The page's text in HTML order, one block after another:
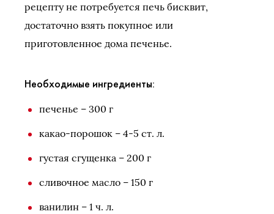
рецепту не потребуется печь бисквит,
достаточно взять покупное или
приготовленное дома печенье.
Необходимые ингредиенты:
печенье – 300 г
какао-порошок – 4-5 ст. л.
густая сгущенка – 200 г
сливочное масло – 150 г
ванилин – 1 ч. л.